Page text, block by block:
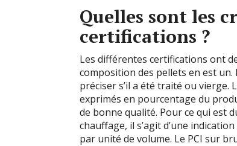
Quelles sont les
certifications ?
Les différentes certifications ont
composition des pellets en est un.
préciser s’il a été traité ou vierge.
exprimés en pourcentage du
de bonne qualité. Pour ce qui est
chauffage, il s’agit d’une
par unité de volume. Le PCI sur